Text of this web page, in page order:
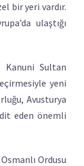
bir yeri vardır.
ulaştığı
Kanuni Sultan
yeni
Avusturya
eden önemli
Ordusu